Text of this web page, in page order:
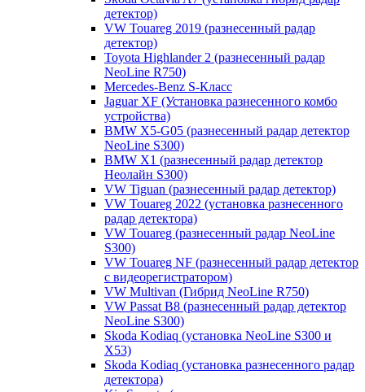
детектор)
VW Touareg 2019 (разнесенный радар
детектор)
Toyota Highlander 2 (разнесенный радар
NeoLine R750)
Mercedes-Benz S-Класс
Jaguar XF (Установка разнесенного комбо
устройства)
BMW X5-G05 (разнесенный радар детектор
NeoLine S300)
BMW X1 (разнесенный радар детектор
Неолайн S300)
VW Tiguan (разнесенный радар детектор)
VW Touareg 2022 (установка разнесенного
радар детектора)
VW Touareg (разнесенный радар NeoLine
S300)
VW Touareg NF (разнесенный радар детектор
с видеорегистратором)
VW Multivan (Гибрид NeoLine R750)
VW Passat B8 (разнесенный радар детектор
NeoLine S300)
Skoda Kodiaq (установка NeoLine S300 и
X53)
Skoda Kodiaq (установка разнесенного радар
детектора)